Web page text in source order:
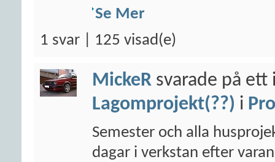
Se Mer
1 svar | 125 visad(e)
MickeR svarade på ett
Lagomprojekt(??) i
Semester och alla
dagar i verkstan efter